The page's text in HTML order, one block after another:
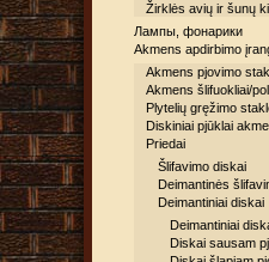
Žirklės avių ir šunų
Лампы, фонарики
Akmens apdirbimo
Akmens pjovimo
Akmens šlifuokliai/
Plytelių gręžimo
Diskiniai pjūklai
Priedai
Šlifavimo diskai
Deimantinės
Deimantiniai diskai
Deimantiniai
Diskai sausam